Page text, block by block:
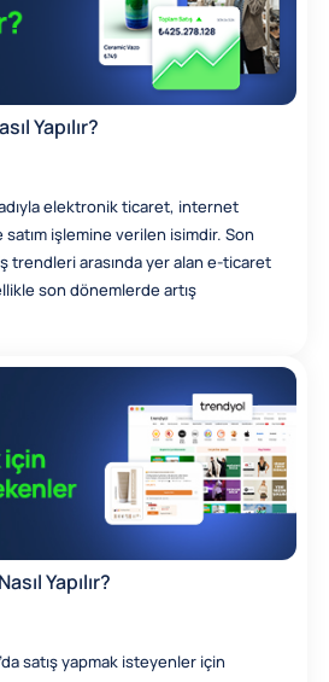
Yapılır?
elektronik ticaret, internet
işlemine verilen isimdir. Son
trendleri arasında yer alan e-ticaret
son dönemlerde artış
Yapılır?
satış yapmak isteyenler için